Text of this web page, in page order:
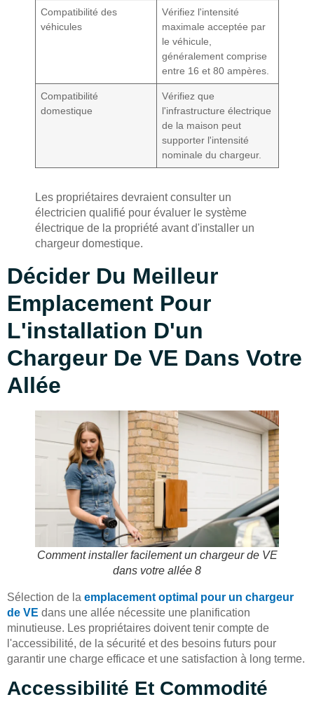
Compatibilité des
véhicules
Vérifiez l'intensité
maximale acceptée par
le véhicule,
généralement comprise
entre 16 et 80 ampères.
Compatibilité
domestique
Vérifiez que
l'infrastructure électrique
de la maison peut
supporter l'intensité
nominale du chargeur.
Les propriétaires devraient consulter un
électricien qualifié pour évaluer le système
électrique de la propriété avant d'installer un
chargeur domestique.
Décider Du Meilleur
Emplacement Pour
L'installation D'un
Chargeur De VE Dans Votre
Allée
Comment installer facilement un chargeur de VE
dans votre allée 8
Sélection de la emplacement optimal pour un chargeur
de VE dans une allée nécessite une planification
minutieuse. Les propriétaires doivent tenir compte de
l'accessibilité, de la sécurité et des besoins futurs pour
garantir une charge efficace et une satisfaction à long terme.
Accessibilité Et Commodité